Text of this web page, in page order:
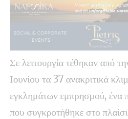
Σε λειτουργία τέθηκαν από
Ιουνίου τα 37 ανακριτικά
εγκλημάτων εμπρησμού, ένα
που συγκροτήθηκε στο